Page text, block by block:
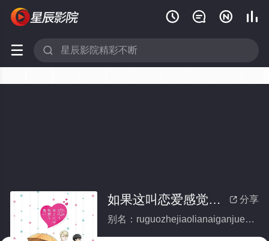
   
 
 分享
如果这叫恋爱感觉会很恶心(全集)
别名：ruguozhejiaolianaiganjuehuihenexin